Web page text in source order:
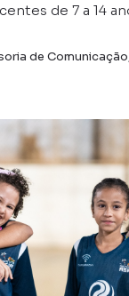
de 7 a 14
de